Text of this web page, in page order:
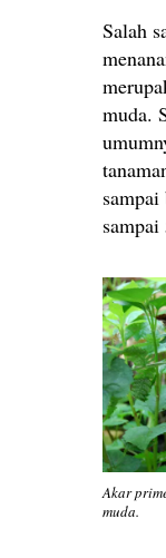
Salah
muda.
Akar
muda.